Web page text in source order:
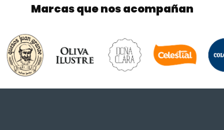
Marcas que nos acompañan